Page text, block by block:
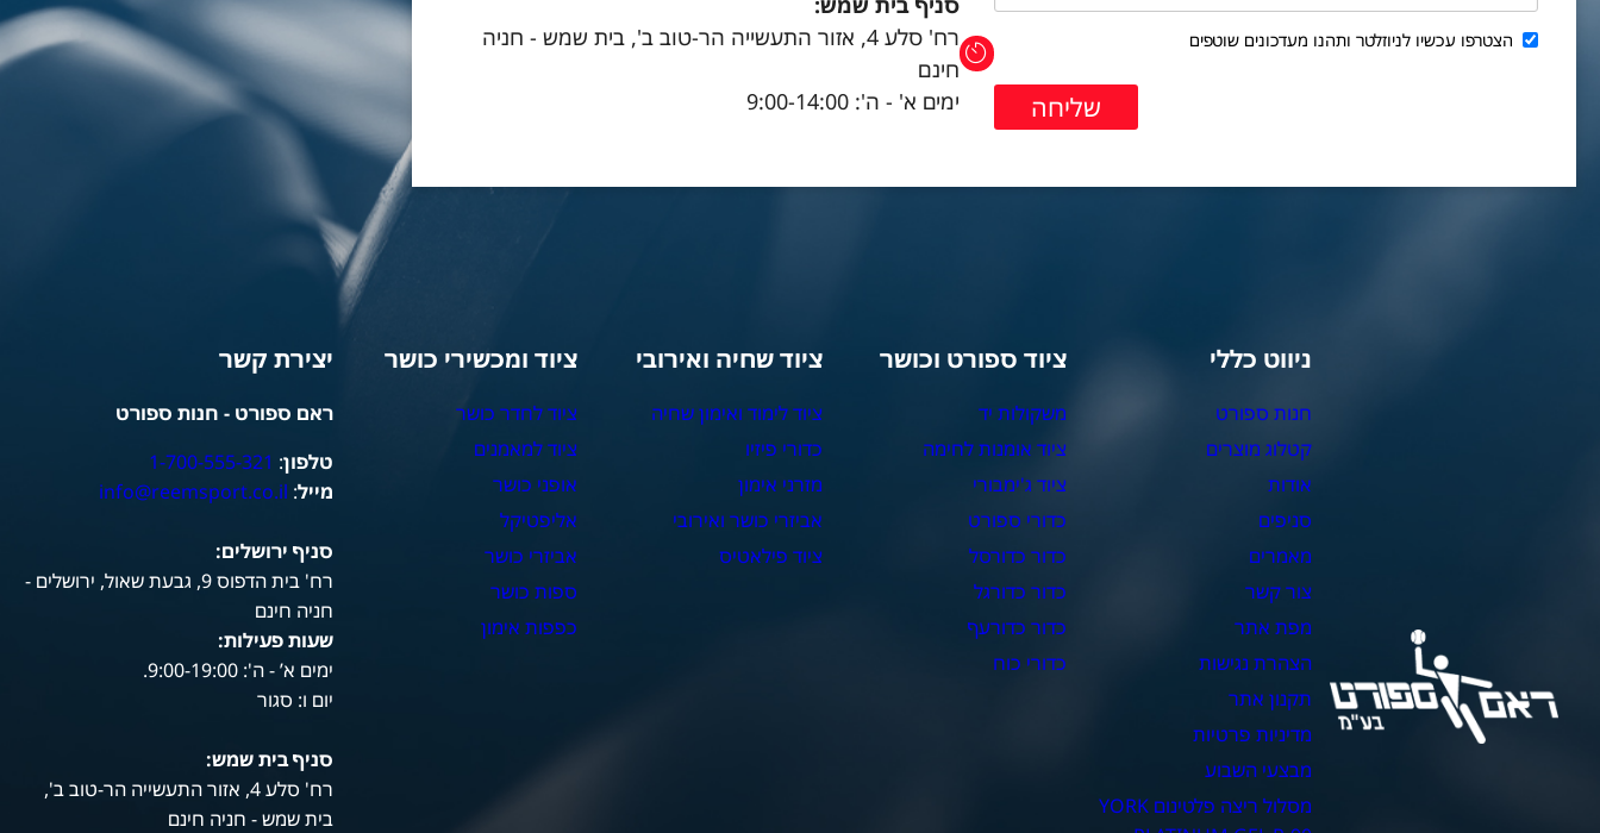
הצטרפו עכשיו לניוזלטר ותהנו מעדכונים שוטפים
רח' סלע 4, אזור התעשייה הר-טוב ב', בית שמש - חניה
חינם
ימים א' - ה': 9:00-14:00
ניווט כללי
חנות ספורט
קטלוג מוצרים
אודות
סניפים
מאמרים
צור קשר
מפת אתר
הצהרת נגישות
תקנון אתר
מדיניות פרטיות
מבצעי השבוע
מסלול ריצה פלטינום YORK
ציוד ספורט וכושר
משקולות יד
ציוד אומנות לחימה
ציוד ג'ימבורי
כדורי ספורט
כדור כדורסל
כדור כדורגל
כדור כדורעף
כדורי כוח
ציוד שחיה ואירובי
ציוד לימוד ואימון שחיה
כדורי פיזיו
מזרני אימון
אביזרי כושר ואירובי
ציוד פילאטיס
ציוד ומכשירי כושר
ציוד לחדר כושר
ציוד למאמנים
אופני כושר
אליפטיקל
אביזרי כושר
ספות כושר
כפפות אימון
יצירת קשר
ראם ספורט - חנות ספורט
טלפון:
1-700-555-321
מייל:
info@reemsport.co.il
סניף ירושלים:
רח' בית הדפוס 9, גבעת שאול, ירושלים -
חניה חינם
שעות פעילות:
ימים א’ - ה': 9:00-19:00.
יום ו: סגור
סניף בית שמש:
רח' סלע 4, אזור התעשייה הר-טוב ב',
בית שמש - חניה חינם